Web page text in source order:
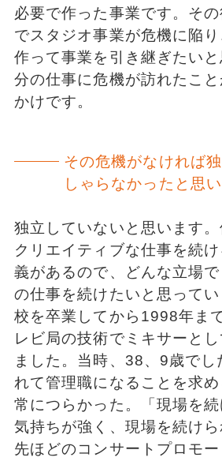
必要で作った事業です。そ
でスタジオ事業が危機に陥
作って事業を引き継ぎたい
分の仕事に危機が訪れたこ
かけです。
その危機がなければ
しゃらなかったと思
独立していないと思います。
クリエイティブな仕事を続
義があるので、どんな立場
の仕事を続けたいと思って
校を卒業してから1998年ま
レビ局の技術でミキサーと
ました。当時、38、9歳でし
れて管理職になることを求
常につらかった。「現場を
気持ちが強く、現場を続けら
先ほどのコンサートプロモ